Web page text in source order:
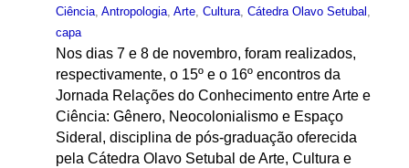
Ciência, Antropologia, Arte, Cultura, Cátedra Olavo Setubal ,
capa
Nos dias 7 e 8 de novembro, foram realizados,
respectivamente, o 15º e o 16º encontros da
Jornada Relações do Conhecimento entre Arte e
Ciência: Gênero, Neocolonialismo e Espaço
Sideral, disciplina de pós-graduação oferecida
pela Cátedra Olavo Setubal de Arte, Cultura e